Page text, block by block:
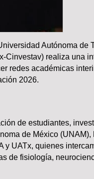
Autónoma de
Cinvestav) realiza una
redes académicas
2026.
de estudiantes,
de México (UNAM),
y UATx, quienes
de fisiología,
COLUMNA
Ganar sin perder lo
Rocío Hernández